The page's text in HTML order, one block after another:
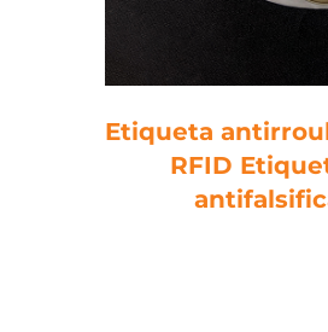
Etiqueta
RFID